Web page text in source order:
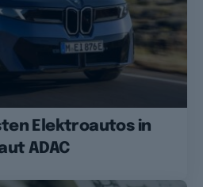
Elektroautos in
ADAC